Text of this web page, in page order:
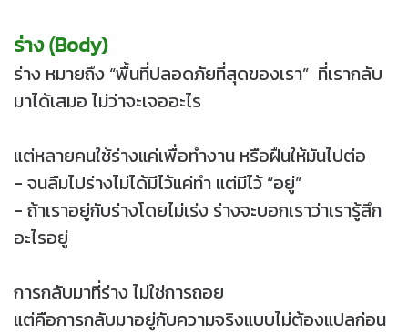
ร่าง (ฺBody)
ร่าง หมายถึง “พื้นที่ปลอดภัยที่สุดของเรา” ที่เรากลับ
มาได้เสมอ ไม่ว่าจะเจออะไร
แต่หลายคนใช้ร่างแค่เพื่อทำงาน หรือฝืนให้มันไปต่อ
- จนลืมไปร่างไม่ได้มีไว้แค่ทำ แต่มีไว้ “อยู่”
- ถ้าเราอยู่กับร่างโดยไม่เร่ง ร่างจะบอกเราว่าเรารู้สึก
อะไรอยู่
การกลับมาที่ร่าง ไม่ใช่การถอย
แต่คือการกลับมาอยู่กับความจริงแบบไม่ต้องแปลก่อน